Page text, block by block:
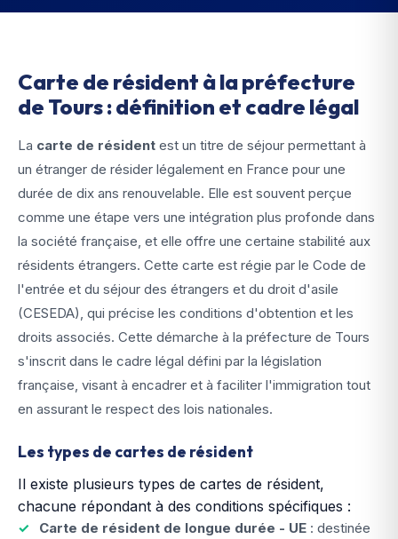
Carte de résident à la préfecture
de Tours : définition et cadre légal
La carte de résident est un titre de séjour permettant à
un étranger de résider légalement en France pour une
durée de dix ans renouvelable. Elle est souvent perçue
comme une étape vers une intégration plus profonde dans
la société française, et elle offre une certaine stabilité aux
résidents étrangers. Cette carte est régie par le Code de
l'entrée et du séjour des étrangers et du droit d'asile
(CESEDA), qui précise les conditions d'obtention et les
droits associés. Cette démarche à la préfecture de Tours
s'inscrit dans le cadre légal défini par la législation
française, visant à encadrer et à faciliter l'immigration tout
en assurant le respect des lois nationales.
Les types de cartes de résident
Il existe plusieurs types de cartes de résident,
chacune répondant à des conditions spécifiques :
Carte de résident de longue durée - UE : destinée